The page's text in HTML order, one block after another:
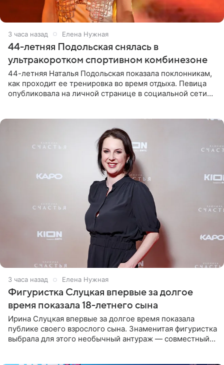
3 часа назад Елена Нужная
44-летняя Подольская снялась в
ультракоротком спортивном комбинезоне
44-летняя Наталья Подольская показала поклонникам,
как проходит ее тренировка во время отдыха. Певица
опубликовала на личной странице в социальной сети
3 часа назад Елена Нужная
Фигуристка Слуцкая впервые за долгое
время показала 18-летнего сына
Ирина Слуцкая впервые за долгое время показала
публике своего взрослого сына. Знаменитая фигуристка
выбрала для этого необычный антураж — совместный